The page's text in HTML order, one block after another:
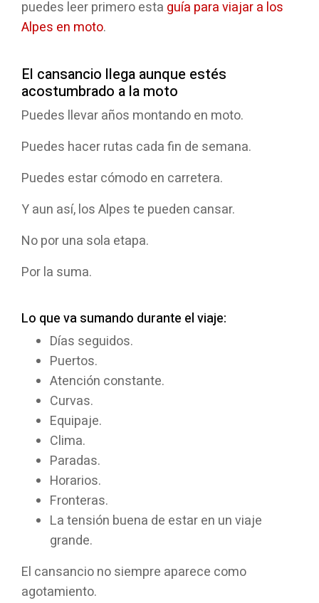
puedes leer primero esta guía para viajar a los
Alpes en moto.
El cansancio llega aunque estés
acostumbrado a la moto
Puedes llevar años montando en moto.
Puedes hacer rutas cada fin de semana.
Puedes estar cómodo en carretera.
Y aun así, los Alpes te pueden cansar.
No por una sola etapa.
Por la suma.
Lo que va sumando durante el viaje:
Días seguidos.
Puertos.
Atención constante.
Curvas.
Equipaje.
Clima.
Paradas.
Horarios.
Fronteras.
La tensión buena de estar en un viaje
grande.
El cansancio no siempre aparece como
agotamiento.